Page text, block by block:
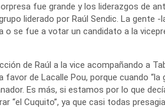
fue grande y los liderazgos de
liderado por Raúl Sendic. La gente
o se fue a votar un candidato a la
de Raúl a la vice acompañando a
favor de Lacalle Pou, porque cuando
Es más, si estamos por lo que
“el Cuquito”, ya que casi todas